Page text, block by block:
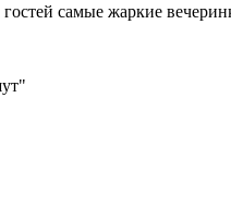
самые жаркие